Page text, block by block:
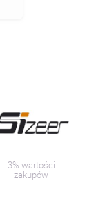
3% wartości
zakupów